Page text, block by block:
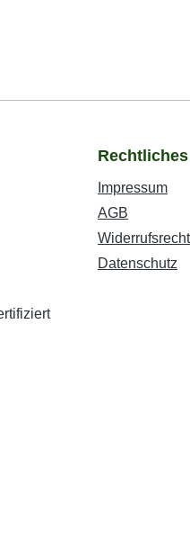
Impressum
AGB
Widerrufsrecht
Datenschutz